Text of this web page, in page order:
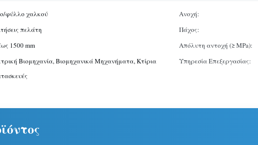
φύλλο χαλκού Ανοχή:
πελάτη Πάχος:
1500 mm Απόλυτη αντοχή (≥ MPa):
Βιομηχανία, Βιομηχανικά Μηχανήματα, Κτίρια
Υπηρεσία Επεξεργασίας: